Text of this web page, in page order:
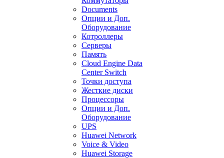
Documents
Опции и Доп.
Оборудование
Котроллеры
Серверы
Память
Cloud Engine Data
Center Switch
Точки доступа
Жесткие диски
Процессоры
Опции и Доп.
Оборудование
UPS
Huawei Network
Voice & Video
Huawei Storage